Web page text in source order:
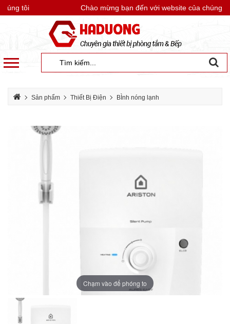
tôi Chào mừng bạn đến với website của chúng tôi
Sản phẩm Thiết Bị Điện BÌnh nóng lạnh
Bình nóng lạnh trực tiếp Ariston Aures Easy 4.5P (có bơm)
Chạm vào để phóng to